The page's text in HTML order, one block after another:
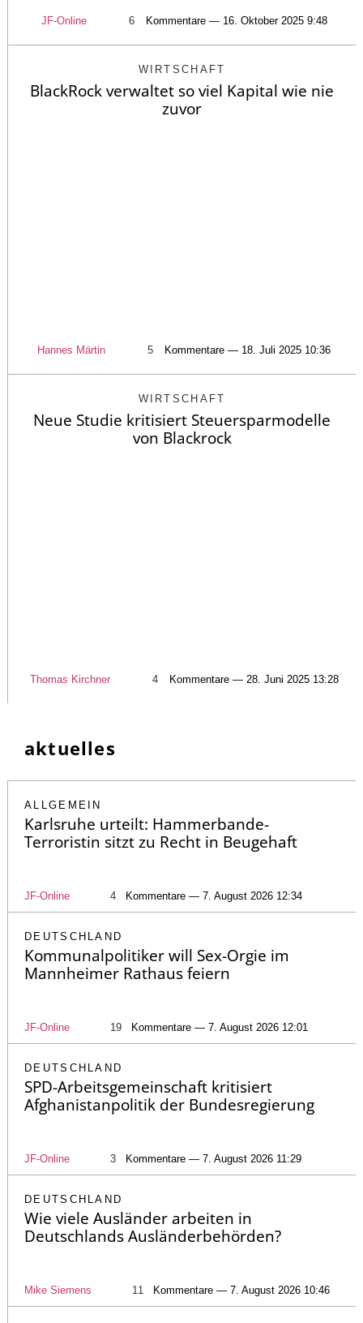
JF-Online 6 Kommentare — 16. Oktober 2025 9:48
WIRTSCHAFT
BlackRock verwaltet so viel Kapital wie nie
zuvor
Hannes Märtin 5 Kommentare — 18. Juli 2025 10:36
WIRTSCHAFT
Neue Studie kritisiert Steuersparmodelle
von Blackrock
Thomas Kirchner 4 Kommentare — 28. Juni 2025 13:28
aktuelles
ALLGEMEIN
Karlsruhe urteilt: Hammerbande-
Terroristin sitzt zu Recht in Beugehaft
JF-Online 4 Kommentare — 7. August 2026 12:34
DEUTSCHLAND
Kommunalpolitiker will Sex-Orgie im
Mannheimer Rathaus feiern
JF-Online 19 Kommentare — 7. August 2026 12:01
DEUTSCHLAND
SPD-Arbeitsgemeinschaft kritisiert
Afghanistanpolitik der Bundesregierung
JF-Online 3 Kommentare — 7. August 2026 11:29
DEUTSCHLAND
Wie viele Ausländer arbeiten in
Deutschlands Ausländerbehörden?
Mike Siemens 11 Kommentare — 7. August 2026 10:46